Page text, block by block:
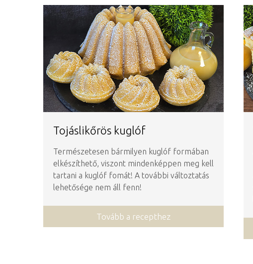
Tojáslikőrös kuglóf
Természetesen bármilyen kuglóf formában
elkészíthető, viszont mindenképpen meg kell
tartani a kuglóf fomát! A további változtatás
lehetősége nem áll fenn!
Tovább a recepthez